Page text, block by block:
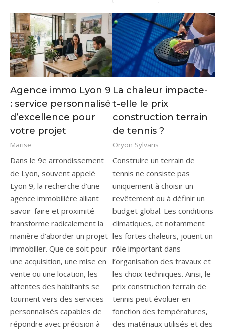
Agence immo Lyon 9
: service personnalisé
d’excellence pour
votre projet
Marise
Dans le 9e arrondissement
de Lyon, souvent appelé
Lyon 9, la recherche d’une
agence immobilière alliant
savoir-faire et proximité
transforme radicalement la
manière d’aborder un projet
immobilier. Que ce soit pour
une acquisition, une mise en
vente ou une location, les
attentes des habitants se
tournent vers des services
personnalisés capables de
répondre avec précision à
La chaleur impacte-
t-elle le prix
construction terrain
de tennis ?
Oryon Sylvaris
Construire un terrain de
tennis ne consiste pas
uniquement à choisir un
revêtement ou à définir un
budget global. Les conditions
climatiques, et notamment
les fortes chaleurs, jouent un
rôle important dans
l’organisation des travaux et
les choix techniques. Ainsi, le
prix construction terrain de
tennis peut évoluer en
fonction des températures,
des matériaux utilisés et des